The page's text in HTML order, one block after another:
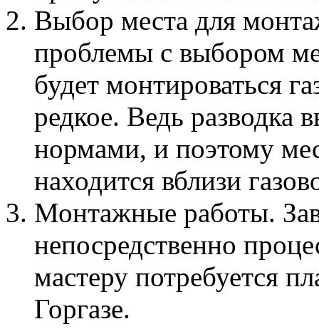
Выбор места для
проблемы с выбором
будет монтироваться
редкое. Ведь разводка
нормами, и поэтому
находится вблизи
Монтажные работы.
непосредственно
мастеру потребуется
Горгазе.